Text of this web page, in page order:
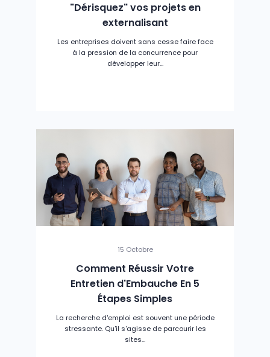
"Dérisquez" vos projets en
externalisant
Les entreprises doivent sans cesse faire face
à la pression de la concurrence pour
développer leur...
15 Octobre
Comment Réussir Votre
Entretien d'Embauche En 5
Étapes Simples
La recherche d'emploi est souvent une période
stressante. Qu'il s'agisse de parcourir les
sites...